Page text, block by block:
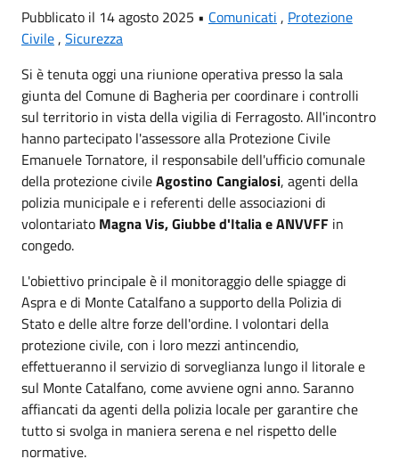
Pubblicato il 14 agosto 2025 • Comunicati , Protezione
Civile , Sicurezza
Si è tenuta oggi una riunione operativa presso la sala
giunta del Comune di Bagheria per coordinare i controlli
sul territorio in vista della vigilia di Ferragosto. All'incontro
hanno partecipato l'assessore alla Protezione Civile
Emanuele Tornatore, il responsabile dell'ufficio comunale
della protezione civileAgostino Cangialosi, agenti della
polizia municipale e i referenti delle associazioni di
volontariato Magna Vis, Giubbe d'Italia e ANVVFF in
congedo.
L'obiettivo principale è il monitoraggio delle spiagge di
Aspra e di Monte Catalfano a supporto della Polizia di
Stato e delle altre forze dell'ordine. I volontari della
protezione civile, con i loro mezzi antincendio,
effettueranno il servizio di sorveglianza lungo il litorale e
sul Monte Catalfano, come avviene ogni anno. Saranno
affiancati da agenti della polizia locale per garantire che
tutto si svolga in maniera serena e nel rispetto delle
normative.